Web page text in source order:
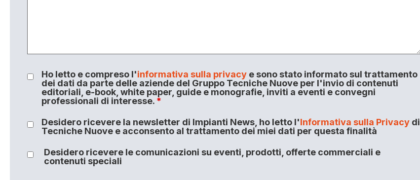
Ho letto e compreso l'informativa sulla privacye sono stato informato sul trattamento
dei dati da parte delle aziende del Gruppo Tecniche Nuove per l'invio di contenuti
editoriali, e-book, white paper, guide e monografie, inviti a eventi e convegni
professionali di interesse. *
Desidero ricevere la newsletter di Impianti News, ho letto l'Informativa sulla Privacydi
Tecniche Nuove e acconsento al trattamento dei miei dati per questa finalità
Desidero ricevere le comunicazioni su eventi, prodotti, offerte commerciali e
contenuti speciali